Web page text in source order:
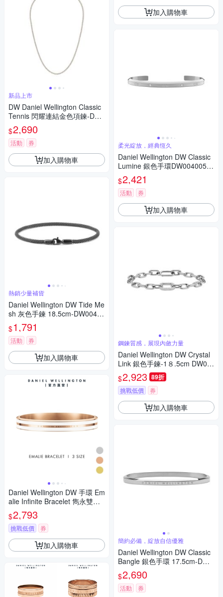
新品上市
DW Daniel Wellington Classic
Tennis 閃耀連結金色項鍊-DW0
0400391
$2,690
活動 券
加入購物車
熱銷少量補貨
Daniel Wellington DW Tide Me
sh 灰色手鍊 18.5cm-DW00400
700
$1,791
活動 券
加入購物車
Daniel Wellington DW 手環 Em
alie Infinite Bracelet 雋永雙色
手環 三色任選
$2,793
挑戰低價 券
加入購物車
加入購物車
柔光綻放，經典恆久
Daniel Wellington DW Classic
Lumine 銀色手環DW00400530
-L
$2,421
活動 券
加入購物車
鋼鍊質感，展現內斂力量
Daniel Wellington DW Crystal
Link 銀色手鍊-1８.5cm DW00
400611
$2,923 89折
挑戰低價 券
加入購物車
簡約必備，綻放自信優雅
Daniel Wellington DW Classic
Bangle 銀色手環 17.5cm-DW0
0401649
$2,690
活動 券